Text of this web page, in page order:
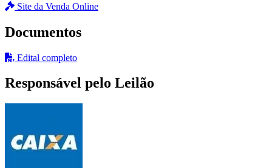
Site da Venda Online
Documentos
Edital completo
Responsável pelo Leilão